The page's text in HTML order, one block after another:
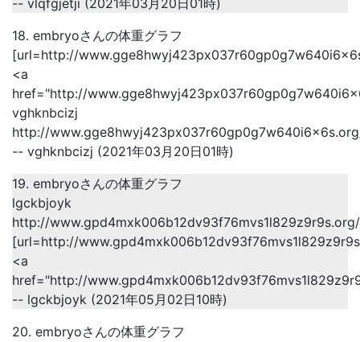
-- vlqfgjetji (2021年03月20日01時)
18. embryoさんの体重グラフ
[url=http://
<a
href="http://
vghknbcizj
http://
-- vghknbcizj (2021年03月20日01時)
19. embryoさんの体重グラフ
lgckbjoyk
http://www.gpd4mxk006b12dv93f76mvs1l829z9r9s.org/
[url=http://
<a
href="http://
-- lgckbjoyk (2021年05月02日10時)
20. embryoさんの体重グラフ